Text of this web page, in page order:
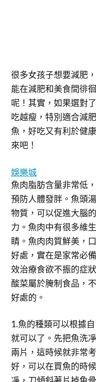
很多女孩子想要減肥
能在減肥和美食間徘
呢！其實，如果選對
吃越瘦，特別適合減
魚，好吃又有利於健
來吧！
娛樂城
魚肉脂肪含量非常低
預防人體發胖。魚頭
物質，可以促進大腦
力。魚肉中有很多維
睛。魚肉肉質鮮美，
好處，實在是家常必
效治療食欲不振的症
酸菜屬於腌制食品，
好處的。
1.魚的種類可以根據
就可以了。先把魚洗
兩片，這時候就非常
好，可以在買魚的時